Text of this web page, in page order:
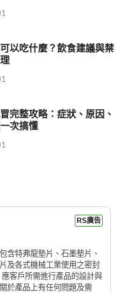
以吃什麼？飲食建議與禁
完整攻略：症狀、原因、
次搞懂
RS廣告
含特弗龍墊片、石墨墊片、
及各式機械工業使用之密封
客戶所需進行產品的設計與
於產品上有任何問題及需